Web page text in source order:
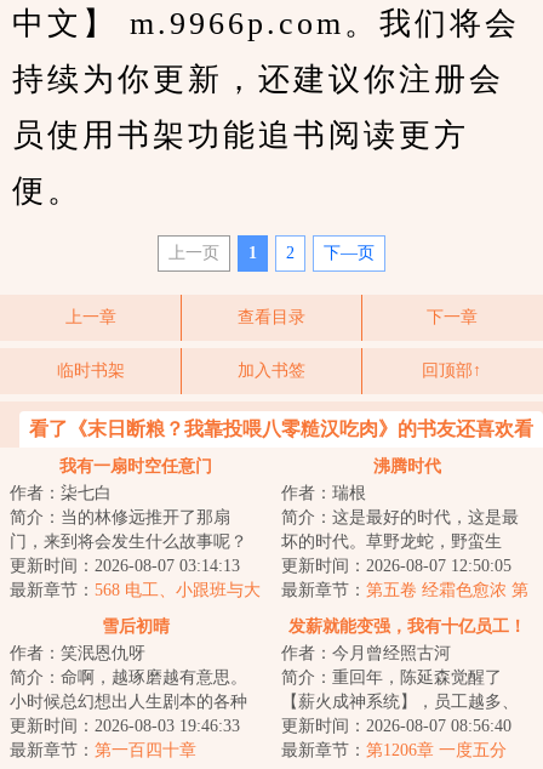
中文】 m.9966p.com。我们将会
持续为你更新，还建议你注册会
员使用书架功能追书阅读更方
便。
上一页 1 2 下—页
上一章 查看目录 下一章
临时书架 加入书签 回顶部↑
看了《末日断粮？我靠投喂八零糙汉吃肉》的书友还喜欢看
我有一扇时空任意门
作者：柒七白
简介：当的林修远推开了那扇
门，来到将会发生什么故事呢？
那么……过去的郑秀妍将会未来
的Jessica开始对...
更新时间：2026-08-07 03:14:13
最新章节： 568 电工、小跟班与大
柚子（求订阅求月票）
沸腾时代
作者：瑞根
简介：这是最好的时代，这是最
坏的时代。草野龙蛇，野蛮生
长，野心和欲望交织在一起，总
能铸就翻天覆地的...
更新时间：2026-08-07 12:50:05
最新章节： 第五卷 经霜色愈浓 第
八节 难得有缘人（二合一求
票！）
雪后初晴
作者：笑泯恩仇呀
简介：命啊，越琢磨越有意思。
小时候总幻想出人生剧本的各种
篇章和结局，走了半生才发现，
那字里行间的转...
更新时间：2026-08-03 19:46:33
最新章节： 第一百四十章
发薪就能变强，我有十亿员工！
作者：今月曾经照古河
简介：重回年，陈延森觉醒了
【薪火成神系统】，员工越多、
工资越高，薪火积累越快，能力
就越强！精神+，...
更新时间：2026-08-07 08:56:40
最新章节： 第1206章 一度五分